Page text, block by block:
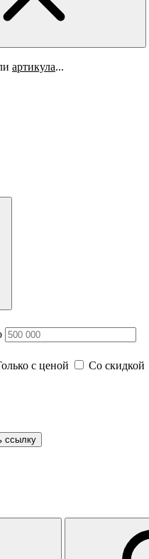
артикула...
с ценой Со скидкой
ссылку